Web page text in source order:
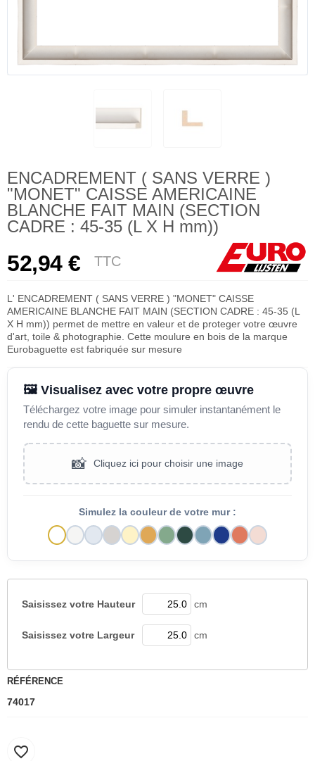
ENCADREMENT ( SANS VERRE )
"MONET" CAISSE AMERICAINE
BLANCHE FAIT MAIN (SECTION
CADRE : 45-35 (L X H mm))
52,94 € TTC
L' ENCADREMENT ( SANS VERRE ) "MONET" CAISSE
AMERICAINE BLANCHE FAIT MAIN (SECTION CADRE : 45-35 (L
X H mm)) permet de mettre en valeur et de proteger votre œuvre
d'art, toile & photographie. Cette moulure en bois de la marque
Eurobaguette est fabriquée sur mesure
🖼️ Visualisez avec votre propre œuvre
Téléchargez votre image pour simuler instantanément le
rendu de cette baguette sur mesure.
📸 Cliquez ici pour choisir une image
Simulez la couleur de votre mur :
Saisissez votre Hauteur cm
Saisissez votre Largeur cm
RÉFÉRENCE
74017
favorite_border